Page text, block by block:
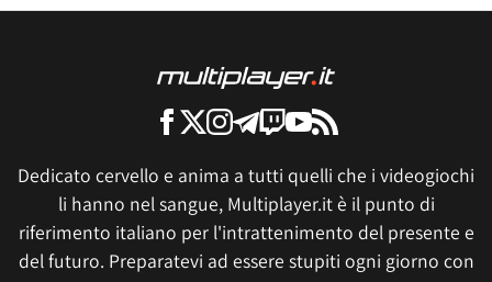
Dedicato cervello e anima a tutti quelli che i videogiochi
li hanno nel sangue, Multiplayer.it è il punto di
riferimento italiano per l'intrattenimento del presente e
del futuro. Preparatevi ad essere stupiti ogni giorno con